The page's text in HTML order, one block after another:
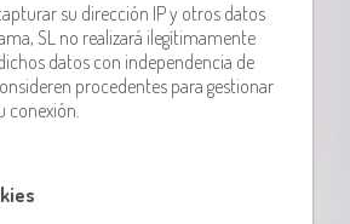
su dirección IP y otros datos
SL no realizará ilegítimamente
datos con independencia de
procedentes para gestionar
conexión.